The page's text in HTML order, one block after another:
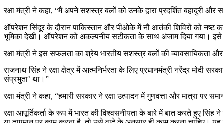
रक्षा मंत्री ने कहा, “मैं अपने सशस्त्र बलों को उनके द्वारा प्रदर्शित बहादुरी
ऑपरेशन सिंदूर के दौरान पाकिस्तान और पीओके में नौ आतंकी शिविरों को नष्ट
भूमिका देखी। ऑपरेशन को अकल्पनीय सटीकता के साथ अंजाम दिया गया। इसे
रक्षा मंत्री ने इस सफलता का श्रेय भारतीय सशस्त्र बलों की व्यावसायिकता
राजनाथ सिंह ने रक्षा क्षेत्र में आत्मनिर्भरता के लिए प्रधानमंत्री नरेंद्र मोदी
संप्रभुता’ था।”
रक्षा मंत्री ने कहा, “हमारी सरकार ने रक्षा उत्पादन में गुणवत्ता और मात्रा
रक्षा आपूर्तिकर्ता के रूप में भारत की विश्वसनीयता के बारे में बात करते हुए सिंह